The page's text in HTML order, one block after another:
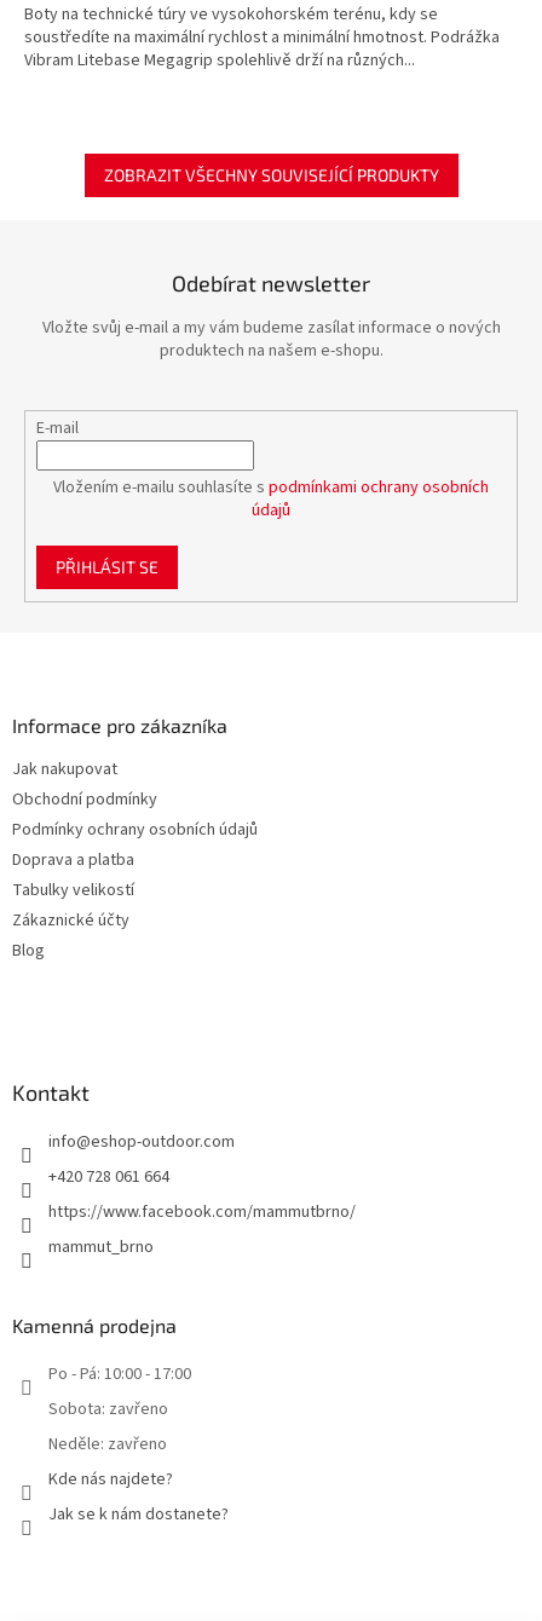
Boty na technické túry ve vysokohorském terénu, kdy se
soustředíte na maximální rychlost a minimální hmotnost. Podrážka
Vibram Litebase Megagrip spolehlivě drží na různých...
ZOBRAZIT VŠECHNY SOUVISEJÍCÍ PRODUKTY
Odebírat newsletter
Vložte svůj e-mail a my vám budeme zasílat informace o nových
produktech na našem e-shopu.
E-mail
Vložením e-mailu souhlasíte s podmínkami ochrany osobních
údajů
PŘIHLÁSIT SE
Informace pro zákazníka
Jak nakupovat
Obchodní podmínky
Podmínky ochrany osobních údajů
Doprava a platba
Tabulky velikostí
Zákaznické účty
Blog
Kontakt
info@eshop-outdoor.com
+420 728 061 664
https://www.facebook.com/mammutbrno/
mammut_brno
Kamenná prodejna
Po - Pá: 10:00 - 17:00
Sobota: zavřeno
Neděle: zavřeno
Kde nás najdete?
Jak se k nám dostanete?